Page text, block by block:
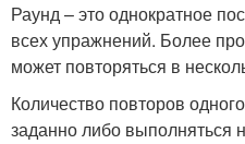
Раунд – это однократное
всех упражнений. Более
может повторяться в
Количество повторов
заданно либо выполняться